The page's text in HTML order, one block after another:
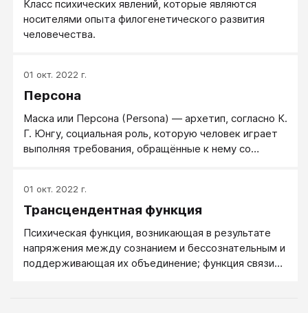
Класс психических явлений, которые являются
носителями опыта филогенетического развития
человечества.
01 окт. 2022 г.
Персона
Маска или Персона (Persona) — архетип, согласно К.
Г. Юнгу, социальная роль, которую человек играет
выполняя требования, обращённые к нему со
истинную суть личности человека.
01 окт. 2022 г.
Трансцендентная функция
Психическая функция, возникающая в результате
напряжения между сознанием и бессознательным и
поддерживающая их объединение; функция связи